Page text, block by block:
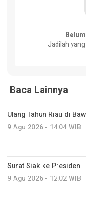
Jadilah
Baca Lainnya
Ulang Tahun Riau di
9 Agu 2026 - 14:04 WIB
Surat Siak ke Presiden
9 Agu 2026 - 12:02 WIB